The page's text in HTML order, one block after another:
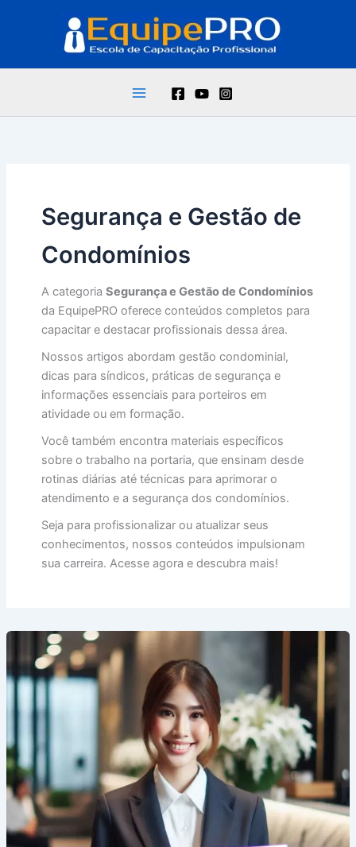
conteúdo
Segurança e Gestão de
Condomínios
A categoria Segurança e Gestão de Condomínios
da EquipePRO oferece conteúdos completos para
capacitar e destacar profissionais dessa área.
Nossos artigos abordam gestão condominial,
dicas para síndicos, práticas de segurança e
informações essenciais para porteiros em
atividade ou em formação.
Você também encontra materiais específicos
sobre o trabalho na portaria, que ensinam desde
rotinas diárias até técnicas para aprimorar o
atendimento e a segurança dos condomínios.
Seja para profissionalizar ou atualizar seus
conhecimentos, nossos conteúdos impulsionam
sua carreira. Acesse agora e descubra mais!